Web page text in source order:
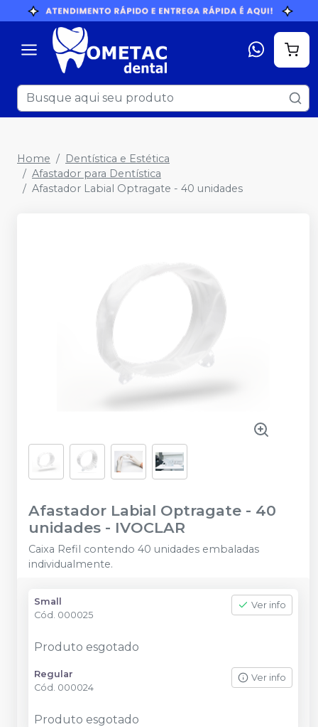
Home
Dentística e Estética
Afastador para Dentística
Afastador Labial Optragate - 40 unidades
Afastador Labial Optragate - 40
unidades - IVOCLAR
Caixa Refil contendo 40 unidades embaladas
individualmente.
Small
Cód. 000025
Ver info
Produto esgotado
Regular
Cód. 000024
Ver info
Produto esgotado